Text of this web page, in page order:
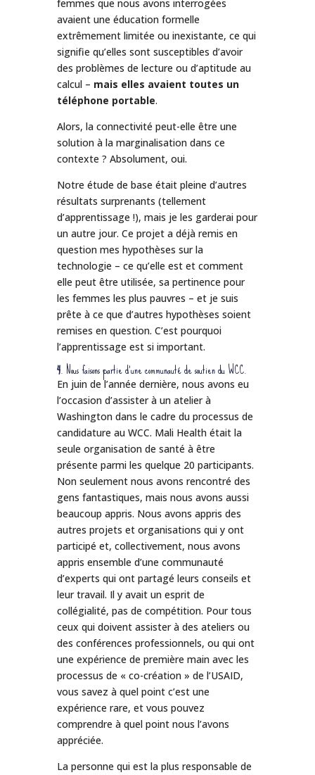
femmes que nous avons interrogées
avaient une éducation formelle
extrêmement limitée ou inexistante, ce qui
signifie qu’elles sont susceptibles d’avoir
des problèmes de lecture ou d’aptitude au
calcul – mais elles avaient toutes un
téléphone portable.
Alors, la connectivité peut-elle être une
solution à la marginalisation dans ce
contexte ? Absolument, oui.
Notre étude de base était pleine d’autres
résultats surprenants (tellement
d’apprentissage !), mais je les garderai pour
un autre jour. Ce projet a déjà remis en
question mes hypothèses sur la
technologie – ce qu’elle est et comment
elle peut être utilisée, sa pertinence pour
les femmes les plus pauvres – et je suis
prête à ce que d’autres hypothèses soient
remises en question. C’est pourquoi
l’apprentissage est si important.
4. Nous faisons partie d’une communauté de soutien du WCC.
En juin de l’année dernière, nous avons eu
l’occasion d’assister à un atelier à
Washington dans le cadre du processus de
candidature au WCC. Mali Health était la
seule organisation de santé à être
présente parmi les quelque 20 participants.
Non seulement nous avons rencontré des
gens fantastiques, mais nous avons aussi
beaucoup appris. Nous avons appris des
autres projets et organisations qui y ont
participé et, collectivement, nous avons
appris ensemble d’une communauté
d’experts qui ont partagé leurs conseils et
leur travail. Il y avait un esprit de
collégialité, pas de compétition. Pour tous
ceux qui doivent assister à des ateliers ou
des conférences professionnels, ou qui ont
une expérience de première main avec les
processus de « co-création » de l’USAID,
vous savez à quel point c’est une
expérience rare, et vous pouvez
comprendre à quel point nous l’avons
appréciée.
La personne qui est la plus responsable de